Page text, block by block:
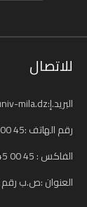
للاتصال
البريد.إ:admin.site@centre-univ-mila.dz
رقم الهاتف :45 00 45 031
الفاكس : 45 00 45 031
العنوان :ص.ب رقم 26 .RP ميلة 43000 الجزائر